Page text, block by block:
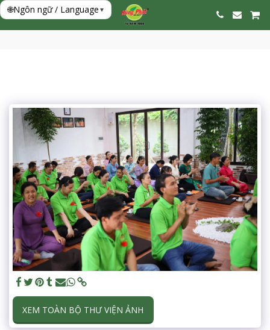
🌐Ngôn ngữ / Language▾
XEM TOÀN BỘ THƯ VIỆN ẢNH